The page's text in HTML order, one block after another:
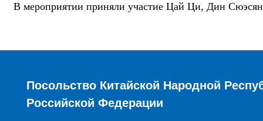
В мероприятии приняли участие Цай Ци, Дин
Посольство Китайской Народной
Российской Федерации